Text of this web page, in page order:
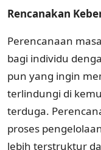
Rencanakan
Perencanaan
bagi individu
pun yang ingin
terlindungi di
terduga.
proses
lebih terstruktur